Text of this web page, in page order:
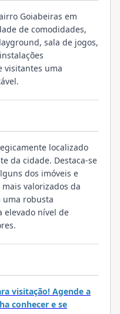
Goiabeiras em
de comodidades,
sala de jogos,
visitantes uma
localizado
da cidade. Destaca-se
dos imóveis e
valorizados da
uma robusta
nível de
visitação! Agende a
conhecer e se